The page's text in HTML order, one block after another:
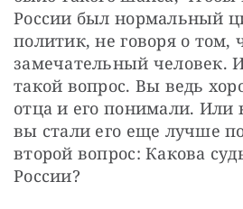
России был нормальный
политик, не говоря о том,
замечательный человек.
такой вопрос. Вы ведь
отца и его понимали. Или
вы стали его еще лучше
второй вопрос: Какова
России?